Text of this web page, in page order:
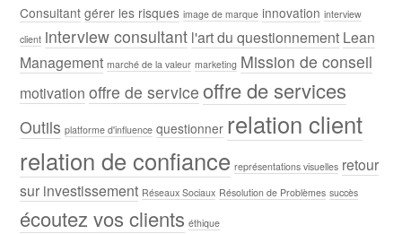
Consultant gérer les risques image de marque innovation interview
client interview consultant l'art du questionnement Lean
Management marché de la valeur marketing Mission de conseil
motivation offre de service offre de services
Outils platforme d'influence questionner relation client
relation de confiance représentations visuelles retour
sur investissement Réseaux Sociaux Résolution de Problèmes succès
écoutez vos clients éthique